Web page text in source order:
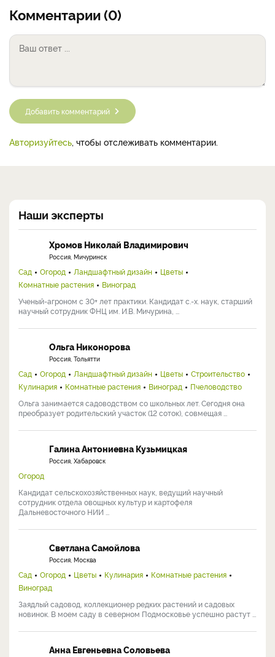
Комментарии (0)
Добавить комментарий
Авторизуйтесь, чтобы отслеживать комментарии.
Наши эксперты
Хромов Николай Владимирович
Россия, Мичуринск
Сад Огород Ландшафтный дизайн
Цветы
Комнатные растения
Виноград
Ученый-агроном с 30+ лет практики. Кандидат с.-х. наук, старший
научный сотрудник ФНЦ им. И.В. Мичурина, ...
Ольга Никонорова
Россия, Тольятти
Сад Огород Ландшафтный дизайн Цветы
Строительство
Кулинария
Комнатные растения Виноград
Пчеловодство
Ольга занимается садоводством со школьных лет. Сегодня она
преобразует родительский участок (12 соток), совмещая ...
Галина Антониевна Кузьмицкая
Россия, Хабаровск
Огород
Кандидат сельскохозяйственных наук, ведущий научный
сотрудник отдела овощных культур и картофеля
Дальневосточного НИИ ...
Светлана Самойлова
Россия, Москва
Сад Огород Цветы Кулинария
Комнатные растения
Виноград
Заядлый садовод, коллекционер редких растений и садовых
новинок. В моем саду в северном Подмосковье успешно растут ...
Анна Евгеньевна Соловьева